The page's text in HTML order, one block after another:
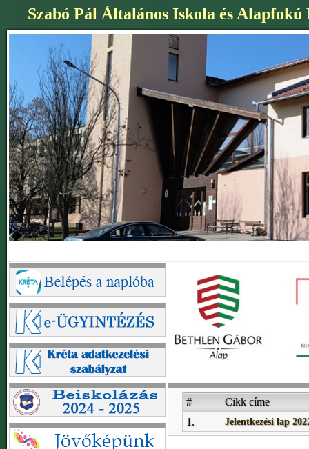
Szabó Pál Általános Iskola és
#
Cikk címe
1.
Jelentkezési lap